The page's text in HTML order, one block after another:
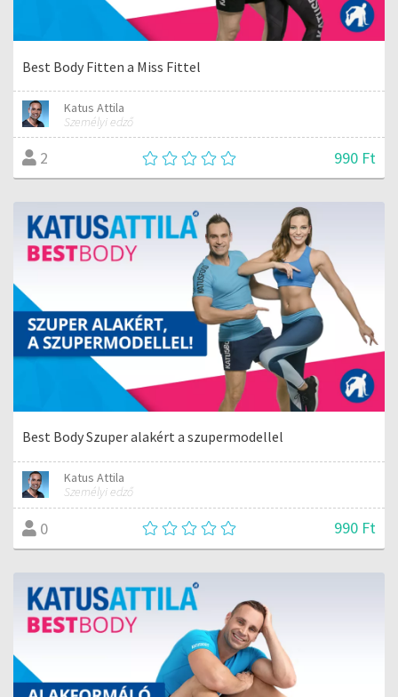
Best Body Fitten a Miss Fittel
Katus Attila
Személyi edző
2 990 Ft
Best Body Szuper alakért a szupermodellel
Katus Attila
Személyi edző
0 990 Ft